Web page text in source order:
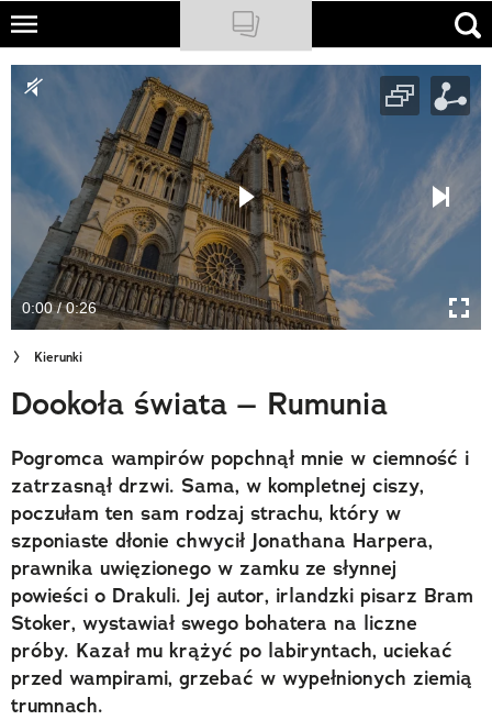
Skip
main
NATIONAL GEOGRAPHIC
PODCASTY
Sklep
Newsletter
Cuda Polski
Wielki Konkurs Fotograficzny
Trendbook Podróżniczy
Polecane
0:00 / 0:26
Kierunki
Dookoła świata – Rumunia
Pogromca wampirów popchnął mnie w ciemność i
zatrzasnął drzwi. Sama, w kompletnej ciszy,
poczułam ten sam rodzaj strachu, który w
szponiaste dłonie chwycił Jonathana Harpera,
prawnika uwięzionego w zamku ze słynnej
powieści o Drakuli. Jej autor, irlandzki pisarz Bram
Stoker, wystawiał swego bohatera na liczne
próby. Kazał mu krążyć po labiryntach, uciekać
przed wampirami, grzebać w wypełnionych ziemią
trumnach.